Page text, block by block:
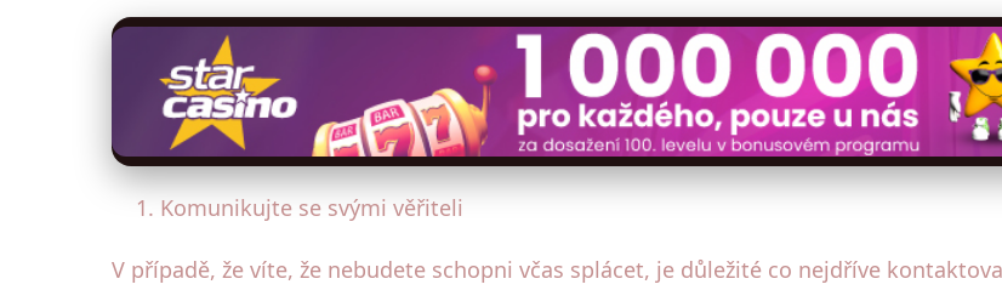
Komunikujte se svými věřiteli
V případě, že víte, že nebudete schopni včas splácet, je důležité co nejdříve